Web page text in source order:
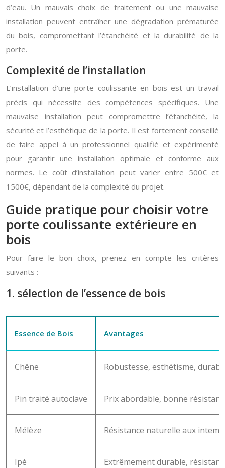
d’eau. Un mauvais choix de traitement ou une mauvaise
installation peuvent entraîner une dégradation prématurée
du bois, compromettant l’étanchéité et la durabilité de la
porte.
Complexité de l’installation
L’installation d’une porte coulissante en bois est un travail
précis qui nécessite des compétences spécifiques. Une
mauvaise installation peut compromettre l’étanchéité, la
sécurité et l’esthétique de la porte. Il est fortement conseillé
de faire appel à un professionnel qualifié et expérimenté
pour garantir une installation optimale et conforme aux
normes. Le coût d’installation peut varier entre 500€ et
1500€, dépendant de la complexité du projet.
Guide pratique pour choisir votre
porte coulissante extérieure en
bois
Pour faire le bon choix, prenez en compte les critères
suivants :
1. sélection de l’essence de bois
Essence de Bois Avantages
Chêne Robustesse, esthétisme,
Pin traité autoclave Prix abordable, bonne
Mélèze Résistance naturelle aux
Ipé Extrêmement durable,